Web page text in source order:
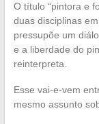
O título “pintora e
duas disciplinas
pressupõe um
e a liberdade do
reinterpreta.
Esse vai-e-vem
mesmo assunto